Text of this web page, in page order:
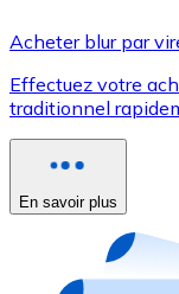
Utilisez les
Acheter avec
Nouveau
Achetez des
Acheter blur par
Effectuez votre
traditionnel
En savoir plus